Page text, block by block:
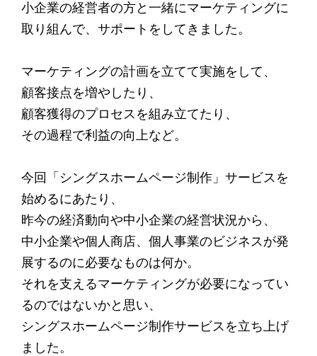
小企業の経営者の方と一緒にマーケティングに
取り組んで、サポートをしてきました。
マーケティングの計画を立てて実施をして、
顧客接点を増やしたり、
顧客獲得のプロセスを組み立てたり、
その過程で利益の向上など。
今回「シングスホームページ制作」サービスを
始めるにあたり、
昨今の経済動向や中小企業の経営状況から、
中小企業や個人商店、個人事業のビジネスが発
展するのに必要なものは何か。
それを支えるマーケティングが必要になってい
るのではないかと思い、
シングスホームページ制作サービスを立ち上げ
ました。